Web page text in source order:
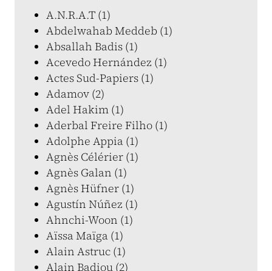
A.N.R.A.T (1)
Abdelwahab Meddeb (1)
Absallah Badis (1)
Acevedo Hernández (1)
Actes Sud-Papiers (1)
Adamov (2)
Adel Hakim (1)
Aderbal Freire Filho (1)
Adolphe Appia (1)
Agnès Célérier (1)
Agnès Galan (1)
Agnès Hüfner (1)
Agustín Núñez (1)
Ahnchi-Woon (1)
Aïssa Maïga (1)
Alain Astruc (1)
Alain Badiou (2)